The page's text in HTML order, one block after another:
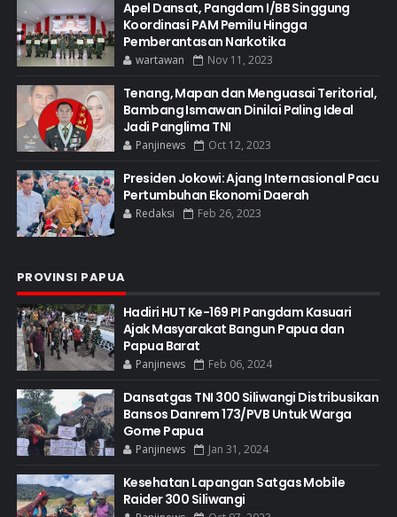
Apel Dansat, Pangdam I/BB Singgung
Koordinasi PAM Pemilu Hingga
Pemberantasan Narkotika
wartawan Nov 11, 2023
Tenang, Mapan dan Menguasai Teritorial,
Bambang Ismawan Dinilai Paling Ideal
Jadi Panglima TNI
Panjinews Oct 12, 2023
Presiden Jokowi: Ajang Internasional Pacu
Pertumbuhan Ekonomi Daerah
Redaksi Feb 26, 2023
PROVINSI PAPUA
Hadiri HUT Ke-169 PI Pangdam Kasuari
Ajak Masyarakat Bangun Papua dan
Papua Barat
Panjinews Feb 06, 2024
Dansatgas TNI 300 Siliwangi Distribusikan
Bansos Danrem 173/PVB Untuk Warga
Gome Papua
Panjinews Jan 31, 2024
Kesehatan Lapangan Satgas Mobile
Raider 300 Siliwangi